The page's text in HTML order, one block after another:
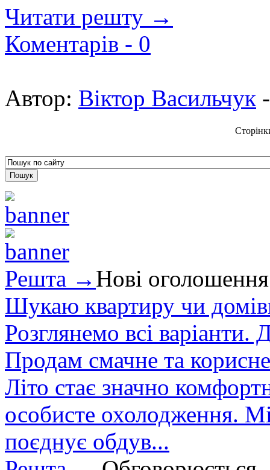
Читати решту →
Коментарів - 0
Автор: Віктор Васильчук
Решта → Нові оголошення
Шукаю квартиру чи
Розглянемо всі варіанти.
Продам смачне та
Літо стає значно
особисте охолодження.
поєднує обдув...